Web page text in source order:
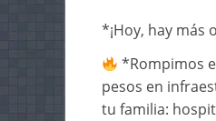
*¡Hoy, hay más
*Rompimos
pesos en
tu familia: